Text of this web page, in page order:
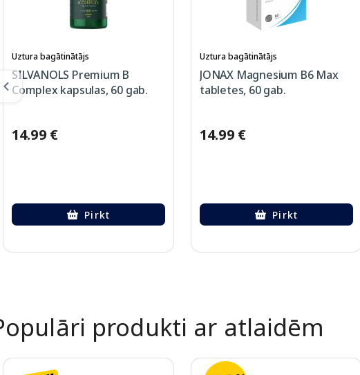
Uztura bagātinātājs
SILVANOLS Premium B
Complex kapsulas, 60 gab.
14.99 €
Pirkt
Uztura bagātinātājs
JONAX Magnesium B6 Max
tabletes, 60 gab.
14.99 €
Pirkt
produkti ar atlaidēm